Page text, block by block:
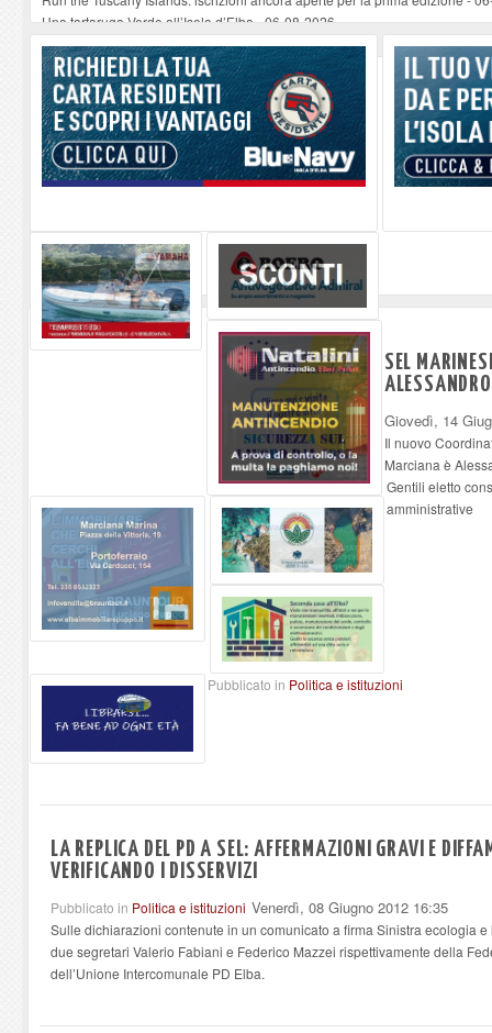
Una tartaruga Verde all’Isola d’Elba-06-08-2026
Furgone in fiamme a Capoliveri, illeso il conducente-06-08-2026
Campo: chiusura della biblioteca comunale in occasione del Santo Patrono
A Carpani si apre la Festa di Liberazione: il programma della prima serata-
SEL
Pubblicato in Politica e istituzioni
Giovedì, 14
Il nuovo
Marciana è
Gentili eletto
amministrative
LA REPLICA DEL PD A SEL: AFFERMAZIONI GRAVI E
VERIFICANDO I DISSERVIZI
Pubblicato in Politica e istituzioni Venerdì, 08 Giugno 2012 16:35
Sulle dichiarazioni contenute in un comunicato a firma Sinistra ecologia
due segretari Valerio Fabiani e Federico Mazzei rispettivamente della
dell’Unione Intercomunale PD Elba.